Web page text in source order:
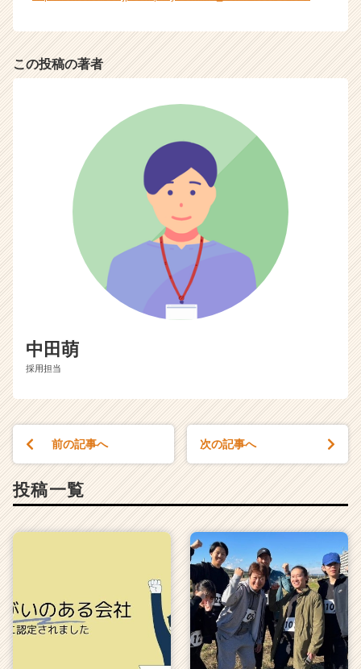
リ
この投稿の著者
中田萌
採用担当
前の記事へ 次の記事へ
投稿一覧